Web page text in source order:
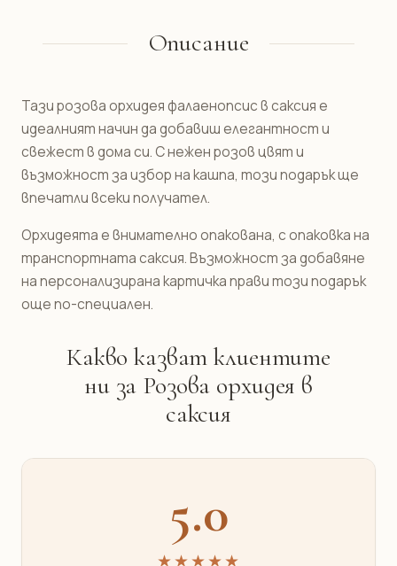
Описание
Тази розова орхидея фалаенопсис в саксия е
идеалният начин да добавиш елегантност и
свежест в дома си. С нежен розов цвят и
възможност за избор на кашпа, този подарък ще
впечатли всеки получател.
Орхидеята е внимателно опакована, с опаковка на
транспортната саксия. Възможност за добавяне
на персонализирана картичка прави този подарък
още по-специален.
Какво казват клиентите
ни за Розова орхидея в
саксия
5.0
★★★★★